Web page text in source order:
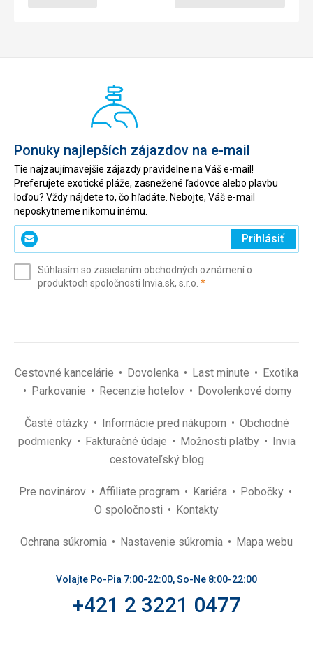
Ponuky najlepších zájazdov na e-mail
Tie najzaujímavejšie zájazdy pravidelne na Váš e-mail!
Preferujete exotické pláže, zasnežené ľadovce alebo plavbu
loďou? Vždy nájdete to, čo hľadáte. Nebojte, Váš e-mail
neposkytneme nikomu inému.
Zadajte
svoj
(povinné)
Prihlásiť
Súhlasím so zasielaním obchodných oznámení o
produktoch spoločnosti Invia.sk, s.r.o. *(povinné)
Cestovné kancelárie Dovolenka Last minute
Exotika
Parkovanie
Recenzie hotelov Dovolenkové domy
Časté otázky Informácie pred nákupom
Obchodné
podmienky
Fakturačné údaje Možnosti platby
Invia
cestovateľský blog
Pre novinárov Affiliate program Kariéra
Pobočky
O spoločnosti
Kontakty
Ochrana súkromia Nastavenie súkromia Mapa webu
Volajte Po-Pia 7:00-22:00, So-Ne 8:00-22:00
+421 2 3221 0477